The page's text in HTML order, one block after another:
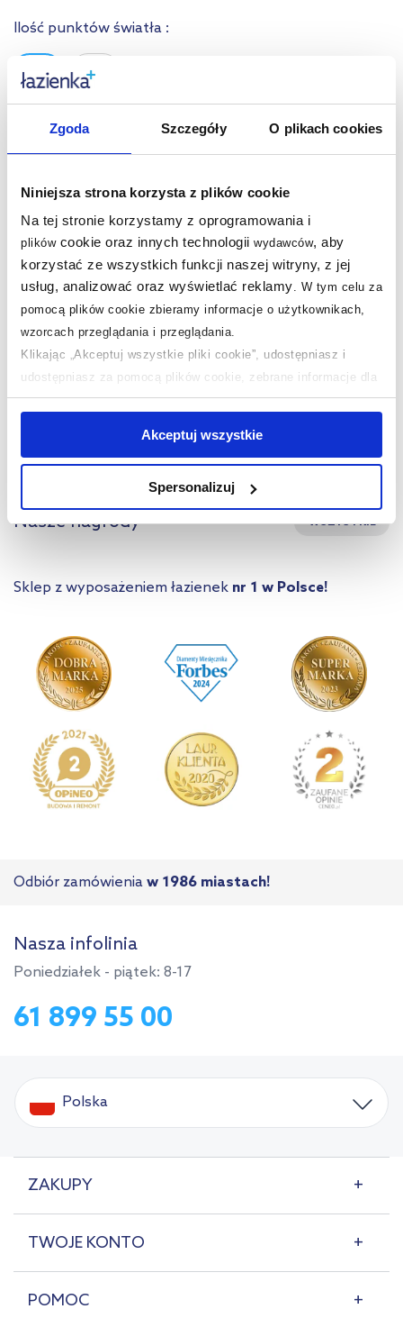
Zgoda Szczegóły O plikach cookies
Niniejsza strona korzysta z plików cookie
Na tej stronie korzystamy z oprogramowania i
plikówcookie oraz innych technologii wydawców, aby
korzystać ze wszystkich funkcji naszej witryny, z jej
usług, analizować oraz wyświetlać reklamy. W tym celu za
pomocą plików cookie zbieramy informacje o użytkownikach,
wzorcach przeglądania i przeglądania.
Klikając „Akceptuj wszystkie pliki cookie”, udostępniasz i
udostępniasz za pomocą plików cookie, zebrane informacje dla
użytkowników zewnętrznych, a także nasi partnerzy reklamowi.
jednak, że zablokowane niektóre pliki cookie mogą mieć wpływ
na sposób dostarczania treści niedostosowanych do potrzeb
Aby uzyskać więcej informacji na temat plików plików cookie,
informacji na temat plików cookie i tego, dlaczego ich przepisy,
Akceptuj wszystkie
Spersonalizuj
Ilość punktów światła :
2
Opis produktu
Dane techniczne
Warto dokupić:
Kupowane z tym produktem:
Produkty z serii:
Opinie o produkcie (1)
Pytania i odpowiedzi (1)
Nasze nagrody WSZYSTKIE
Sklep z wyposażeniem łazienek nr 1 w Polsce!
Odbiór zamówienia w 1986 miastach!
Nasza infolinia
Poniedziałek - piątek: 8-17
61 899 55 00
Polska
ZAKUPY
TWOJE KONTO
POMOC